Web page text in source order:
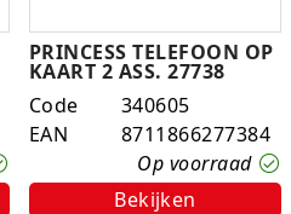
PRINCESS TELEFOON OP
KAART 2 ASS. 27738
Code
340605
EAN
8711866277384
Op voorraad
Bekijken